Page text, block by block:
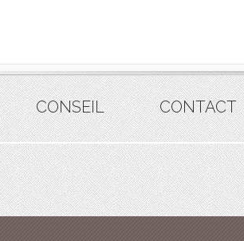
CONSEIL CONTACT